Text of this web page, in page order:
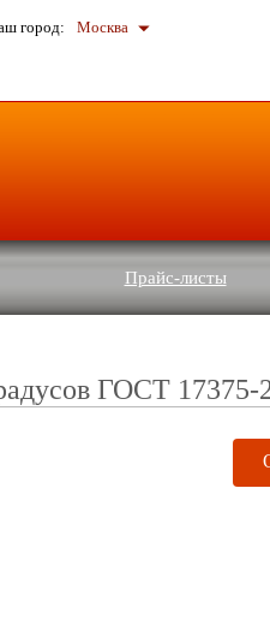
город: Москва
Прайс-листы
ГОСТ 17375-